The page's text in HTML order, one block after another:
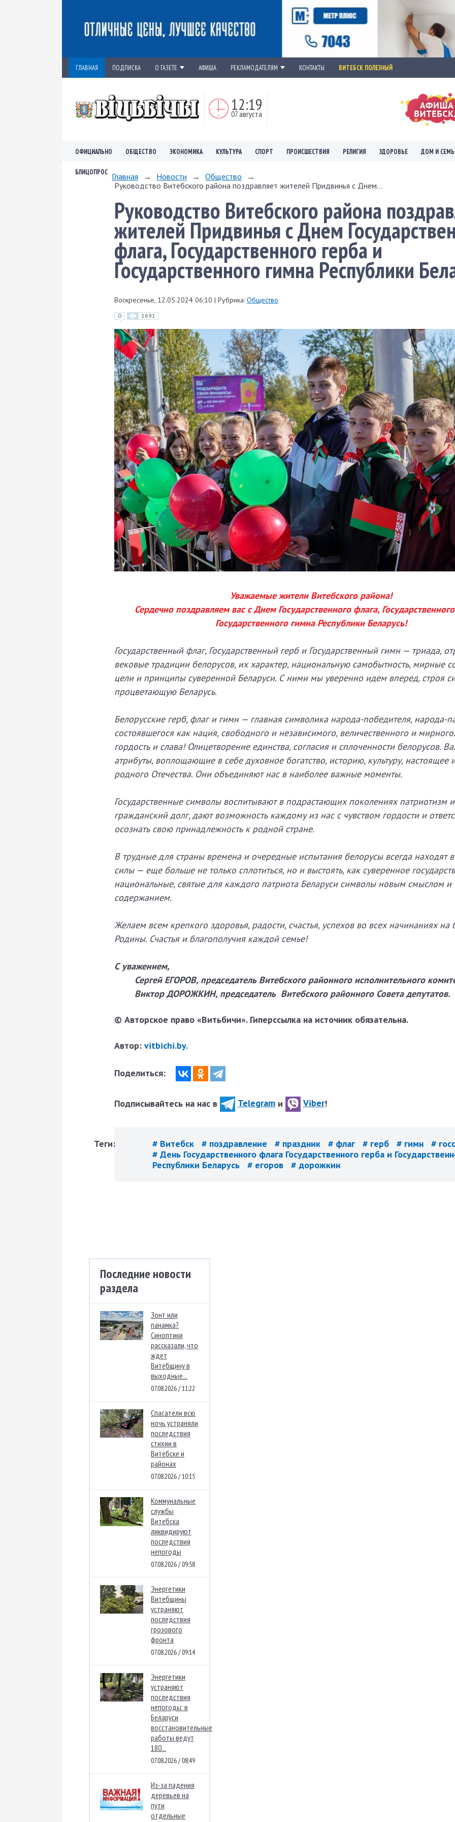
ГЛАВНАЯ ПОДПИСКА О ГАЗЕТЕ АФИША РЕКЛАМОДАТЕЛЯМ КОНТАКТЫ ВИТЕБСК ПОЛЕЗНЫЙ
12:19
07 августа
ОФИЦИАЛЬНО ОБЩЕСТВО ЭКОНОМИКА КУЛЬТУРА СПОРТ ПРОИСШЕСТВИЯ РЕЛИГИЯ ЗДОРОВЬЕ ДОМ И
БЛИЦОПРОС Главная → Новости → Общество
→
Руководство Витебского района поздравляет жителей Придвинья с Днем...
Руководство Витебского района
жителей Придвинья с Днем
флага, Государственного герба и
Государственного гимна Республики
Воскресенье, 12.05.2024 06:10 | Рубрика: Общество
0 1691
Уважаемые жители Витебского района!
Сердечно поздравляем вас с Днем Государственного флага,
Государственного гимна Республики Беларусь!
Государственный флаг, Государственный герб и Государственный гимн — триада,
вековые традиции белорусов, их характер, национальную самобытность, мирные
цели и принципы суверенной Беларуси. С ними мы уверенно идем вперед, строя
процветающую Беларусь.
Белорусские герб, флаг и гимн — главная символика народа-победителя, народа-
состоявшегося как нация, свободного и независимого, величественного и
гордость и слава! Олицетворение единства, согласия и сплоченности белорусов.
атрибуты, воплощающие в себе духовное богатство, историю, культуру, настоящее
родного Отечества. Они объединяют нас в наиболее важные моменты.
Государственные символы воспитывают в подрастающих поколениях патриотизм и
гражданский долг, дают возможность каждому из нас с чувством гордости и
осознать свою принадлежность к родной стране.
В трудные для страны времена и очередные испытания белорусы всегда находят
силы — еще больше не только сплотиться, но и выстоять, как суверенное
национальные, святые для каждого патриота Беларуси символы новым смыслом и
содержанием.
Желаем всем крепкого здоровья, радости, счастья, успехов во всех начинаниях на
Родины. Счастья и благополучия каждой семье!
С уважением,
Сергей ЕГОРОВ, председатель Витебского районного исполнительного
Виктор ДОРОЖКИН, председатель Витебского районного Совета депутатов.
© Авторское право «Витьбичи». Гиперссылка на источник обязательна.
Автор: vitbichi.by.
Поделиться:
Подписывайтесь на нас в Telegram и Viber!
Теги: # Витебск # поздравление # праздник # флаг # герб # гимн
#
# День Государственного флага Государственного герба и
Республики Беларусь
# егоров # дорожкин
Последние новости
раздела
Зонт или
панамка?
Синоптики
рассказали, что
ждет
Витебщину в
выходные...
07.08.2026 / 11:22
Спасатели всю
ночь устраняли
последствия
стихии в
Витебске и
районах
07.08.2026 / 10:15
Коммунальные
службы
Витебска
ликвидируют
последствия
непогоды
07.08.2026 / 09:58
Энергетики
Витебщины
устраняют
последствия
грозового
фронта
07.08.2026 / 09:14
Энергетики
устраняют
последствия
непогоды: в
Беларуси
восстановительные
работы ведут
180...
07.08.2026 / 08:49
Из-за падения
деревьев на
пути
отдельные